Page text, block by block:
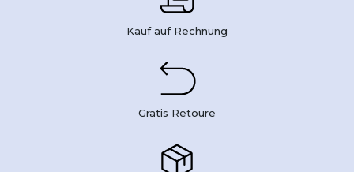
Kauf auf Rechnung
Gratis Retoure